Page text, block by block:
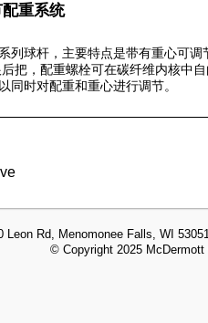
重系统
列球杆，主要特点是带有重心可
把，配重螺栓可在碳纤维内核中
同时对配重和重心进行调节。
Leon Rd, Menomonee Falls, WI 53051
© Copyright 2025 McDermott